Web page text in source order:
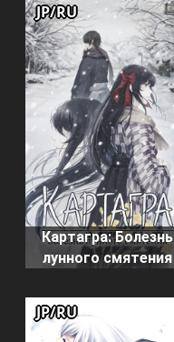
Картагра: Болезнь
лунного смятения
JP/RU
JP/RU